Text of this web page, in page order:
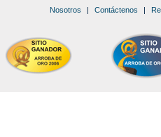
Nosotros | Contáctenos |